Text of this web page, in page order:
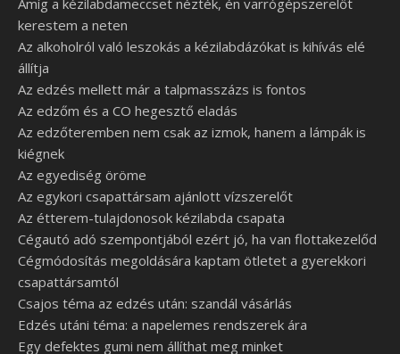
Amíg a kézilabdameccset nézték, én varrógépszerelőt
kerestem a neten
Az alkoholról való leszokás a kézilabdázókat is kihívás elé
állítja
Az edzés mellett már a talpmasszázs is fontos
Az edzőm és a CO hegesztő eladás
Az edzőteremben nem csak az izmok, hanem a lámpák is
kiégnek
Az egyediség öröme
Az egykori csapattársam ajánlott vízszerelőt
Az étterem-tulajdonosok kézilabda csapata
Cégautó adó szempontjából ezért jó, ha van flottakezelőd
Cégmódosítás megoldására kaptam ötletet a gyerekkori
csapattársamtól
Csajos téma az edzés után: szandál vásárlás
Edzés utáni téma: a napelemes rendszerek ára
Egy defektes gumi nem állíthat meg minket